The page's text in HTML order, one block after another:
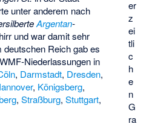
er
z
ei
tli
c
h
e
n
G
ra
unter anderem nach
Argentan-
und war damit sehr
Reich gab es
Niederlassungen in
, Darmstadt, Dresden,
, Königsberg,
,Straßburg,Stuttgart,